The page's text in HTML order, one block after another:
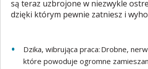
są teraz uzbrojone w niezwykle
dzięki którym pewnie zatniesz i
Dzika, wibrująca praca: Drobne,
które powoduje ogromne